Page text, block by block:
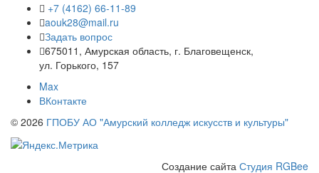
+7 (4162) 66-11-89
aouk28@mail.ru
Задать вопрос
675011, Амурская область, г. Благовещенск,
ул. Горького, 157
Max
ВКонтакте
© 2026 ГПОБУ АО "Амурский колледж искусств и культуры"
Создание сайта Студия RGBee